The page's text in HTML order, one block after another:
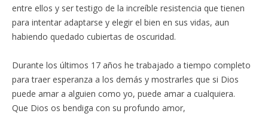
entre ellos y ser testigo de la increíble resistencia que tienen
para intentar adaptarse y elegir el bien en sus vidas, aun
habiendo quedado cubiertas de oscuridad.
Durante los últimos 17 años he trabajado a tiempo completo
para traer esperanza a los demás y mostrarles que si Dios
puede amar a alguien como yo, puede amar a cualquiera.
Que Dios os bendiga con su profundo amor,